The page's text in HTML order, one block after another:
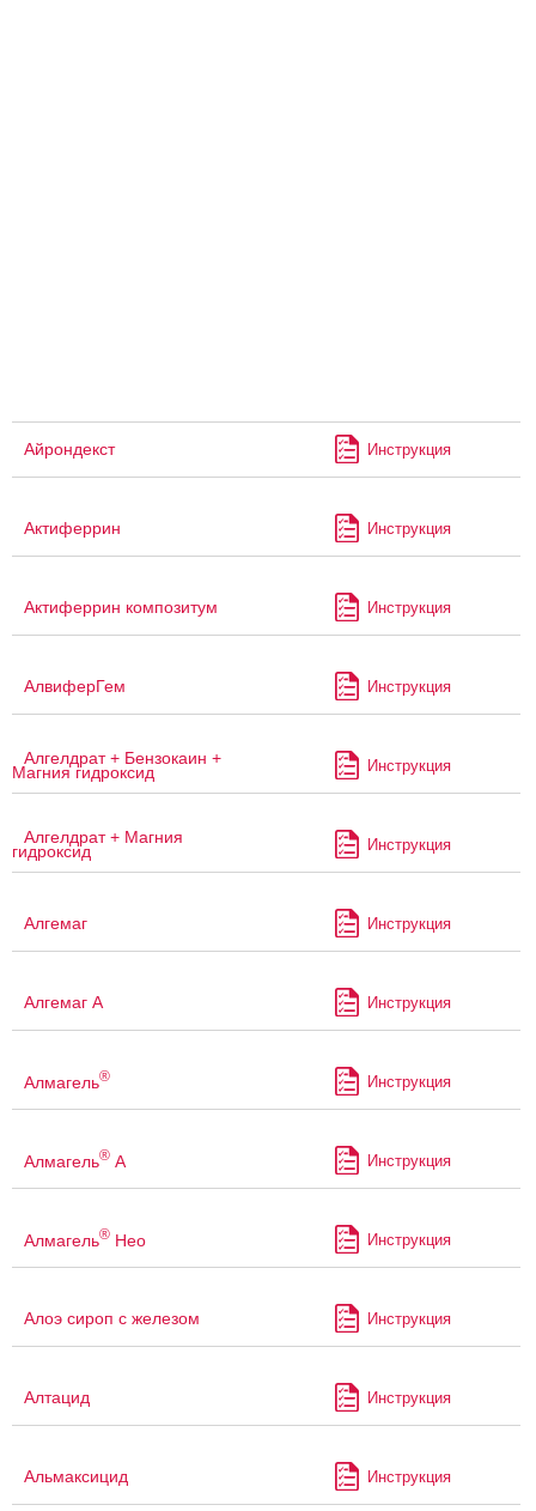
Айрондекст Инструкция
Актиферрин Инструкция
Актиферрин композитум Инструкция
АлвиферГем Инструкция
Алгелдрат + Бензокаин +
Магния гидроксид Инструкция
Алгелдрат + Магния
гидроксид Инструкция
Алгемаг Инструкция
Алгемаг А Инструкция
Алмагель® Инструкция
Алмагель® А Инструкция
Алмагель® Нео Инструкция
Алоэ сироп с железом Инструкция
Алтацид Инструкция
Альмаксицид Инструкция